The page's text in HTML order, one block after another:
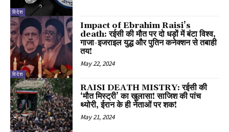
विदेश
विदेश
Impact of Ebrahim Raisi’s
death: रईसी की मौत पर दो धड़ों में बंटा विश्व,
गाजा-इजराइल युद्ध और पुतिन कनेक्शन से तबाही
तय!
May 22, 2024
RAISI DEATH MISTRY: रईसी की
‘मौत मिस्ट्री’ का खुलासा! साजिश की पांच
थ्योरी, ईरान के ही नेताओं पर शक!
May 21, 2024